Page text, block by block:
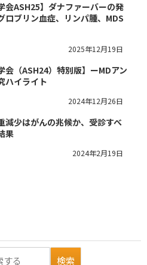
会ASH25】ダナファーバーの発
ロブリン血症、リンパ腫、MDS
2025年12月19日
会（ASH24）特別版】ーMDアン
ハイライト
2024年12月26日
減少はがんの兆候か、受診すべ
果
2024年2月19日